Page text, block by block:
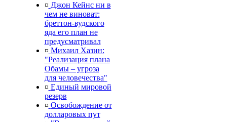
¤ Джон Кейнс ни в
чем не виноват:
бреттон-вудского
яда его план не
предусматривал
¤ Михаил Хазин:
"Реализация плана
Обамы – угроза
для человечества"
¤ Единый мировой
резерв
¤ Освобождение от
долларовых пут